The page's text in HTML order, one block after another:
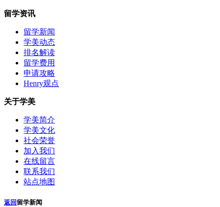
留学资讯
留学新闻
学美动态
排名解读
留学费用
申请攻略
Henry观点
关于学美
学美简介
学美文化
社会荣誉
加入我们
在线留言
联系我们
站点地图
返回 留学新闻